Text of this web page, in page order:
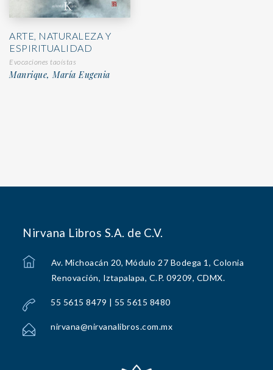
ARTE, NATURALEZA Y
ESPIRITUALIDAD
Evocaciones taoístas
Manrique, María Eugenia
Nirvana Libros S.A. de C.V.
Av. Michoacán 20, Módulo 27 Bodega 1, Colonia
Renovación, Iztapalapa, C.P. 09209, CDMX.
55 5615 8479 | 55 5615 8480
nirvana@nirvanalibros.com.mx